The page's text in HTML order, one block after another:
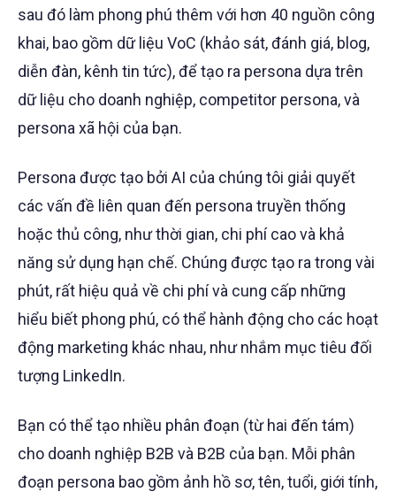
sau đó làm phong phú thêm với hơn 40 nguồn công
khai, bao gồm dữ liệu VoC (khảo sát, đánh giá, blog,
diễn đàn, kênh tin tức), để tạo ra persona dựa trên
dữ liệu cho doanh nghiệp, competitor persona, và
persona xã hội của bạn.
Persona được tạo bởi AI của chúng tôi giải quyết
các vấn đề liên quan đến persona truyền thống
hoặc thủ công, như thời gian, chi phí cao và khả
năng sử dụng hạn chế. Chúng được tạo ra trong vài
phút, rất hiệu quả về chi phí và cung cấp những
hiểu biết phong phú, có thể hành động cho các hoạt
động marketing khác nhau, như nhắm mục tiêu đối
tượng LinkedIn.
Bạn có thể tạo nhiều phân đoạn (từ hai đến tám)
cho doanh nghiệp B2B và B2B của bạn. Mỗi phân
đoạn persona bao gồm ảnh hồ sơ, tên, tuổi, giới tính,